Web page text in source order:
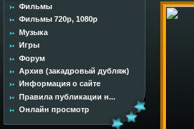
Фильмы
Фильмы 720p, 1080p
Музыка
Игры
Форум
Архив (закадровый дубляж)
Информация о сайте
Правила публикации н...
Онлайн просмотр